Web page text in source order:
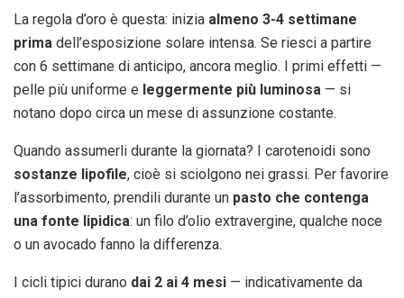
La regola d’oro è questa: inizia almeno 3-4 settimane
prima dell’esposizione solare intensa. Se riesci a partire
con 6 settimane di anticipo, ancora meglio. I primi effetti —
pelle più uniforme e leggermente più luminosa — si
notano dopo circa un mese di assunzione costante.
Quando assumerli durante la giornata? I carotenoidi sono
sostanze lipofile, cioè si sciolgono nei grassi. Per favorire
l’assorbimento, prendili durante un pasto che contenga
una fonte lipidica: un filo d’olio extravergine, qualche noce
o un avocado fanno la differenza.
I cicli tipici durano dai 2 ai 4 mesi — indicativamente da